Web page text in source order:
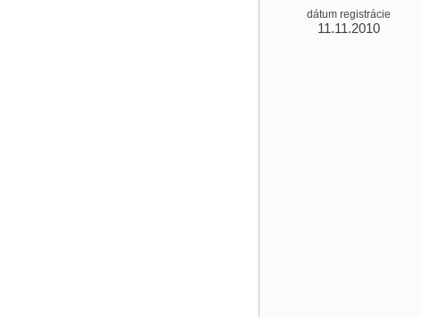
dátum registrácie
11.11.2010